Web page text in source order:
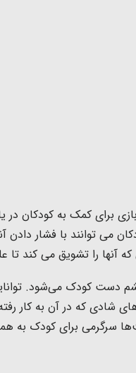
برای کمک به کودکان در
توانند با فشار دادن
را تشویق می کند تا
کودک می‌شود. توانایی
شادی که در آن به کار
سرگرمی برای کودک به